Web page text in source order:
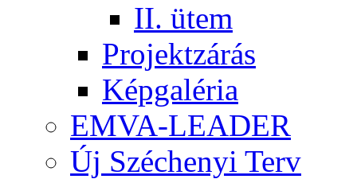
II. ütem
Projektzárás
Képgaléria
EMVA-LEADER
Új Széchenyi Terv